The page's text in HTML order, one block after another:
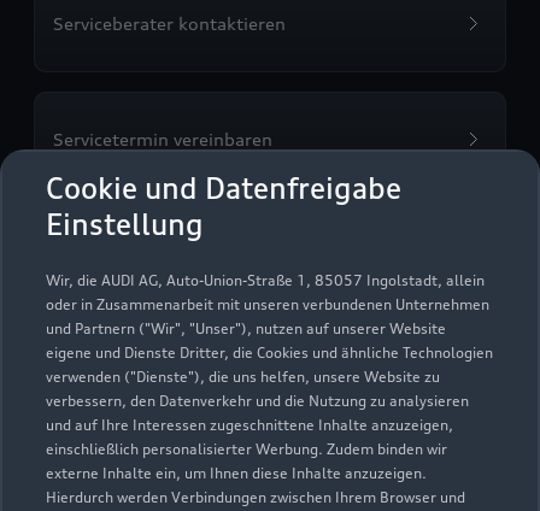
Cookie und Datenfreigabe
Einstellung
Wir, die AUDI AG, Auto-Union-Straße 1, 85057 Ingolstadt, allein
oder in Zusammenarbeit mit unseren verbundenen Unternehmen
und Partnern ("Wir", "Unser"), nutzen auf unserer Website
eigene und Dienste Dritter, die Cookies und ähnliche Technologien
verwenden ("Dienste"), die uns helfen, unsere Website zu
verbessern, den Datenverkehr und die Nutzung zu analysieren
und auf Ihre Interessen zugeschnittene Inhalte anzuzeigen,
einschließlich personalisierter Werbung. Zudem binden wir
externe Inhalte ein, um Ihnen diese Inhalte anzuzeigen.
Hierdurch werden Verbindungen zwischen Ihrem Browser und
Serviceberater kontaktieren
Servicetermin vereinbaren